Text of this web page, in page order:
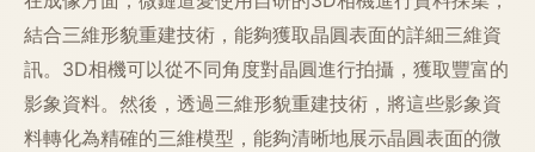
結合三維形貌重建技術，能夠獲取晶圓表面的詳細三維資
訊。3D相機可以從不同角度對晶圓進行拍攝，獲取豐富的
影象資料。然後，透過三維形貌重建技術，將這些影象資
料轉化為精確的三維模型，能夠清晰地展示晶圓表面的微